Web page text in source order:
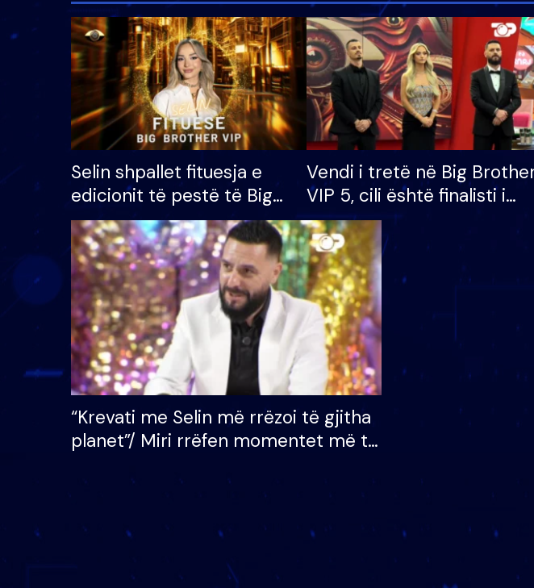
Selin shpallet fituesja e
edicionit të pestë të Big
Brother VIP, rrëmben
çmimin e madh prej 100
mijë eurosh
Vendi i tretë në Big
VIP 5, cili është finalisti i
radhës që lë shtëpinë
“Krevati me Selin më rrëzoi të gjitha
planet”/ Miri rrëfen momentet më të
mungojë zilja e mëngjesit kur…